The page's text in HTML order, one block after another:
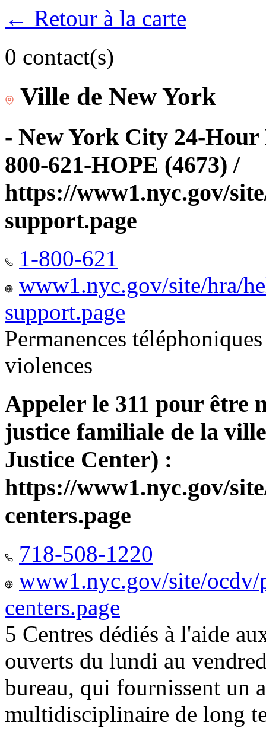
← Retour à la carte
0 contact(s)
Ville de New York
- New York City 24-
800-621-HOPE (4673) /
https://www1.nyc.gov/
support.page
1-800-621
www1.nyc.gov/site/hra/
support.page
Permanences
violences
Appeler le 311 pour être
justice familiale de la
Justice Center) :
https://www1.nyc.gov/
centers.page
718-508-1220
www1.nyc.gov/site/
centers.page
5 Centres dédiés à l'aide
ouverts du lundi au
bureau, qui fournissent un
multidisciplinaire de long